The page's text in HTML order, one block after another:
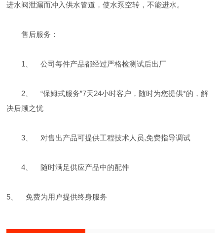
进水阀泄漏而冲入供水管道，使水泵空转，不能进水。
售后服务：
1、 公司每件产品都经过严格检测试后出厂
2、 “保姆式服务”7天24小时客户，随时为您提供*的，解
决后顾之忧
3、 对售出产品可提供工程技术人员,免费指导调试
4、 随时满足供应产品中的配件
5、 免费为用户提供终身服务